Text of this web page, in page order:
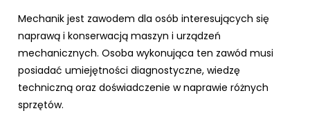
Mechanik jest zawodem dla osób interesujących się
naprawą i konserwacją maszyn i urządzeń
mechanicznych. Osoba wykonująca ten zawód musi
posiadać umiejętności diagnostyczne, wiedzę
techniczną oraz doświadczenie w naprawie różnych
sprzętów.